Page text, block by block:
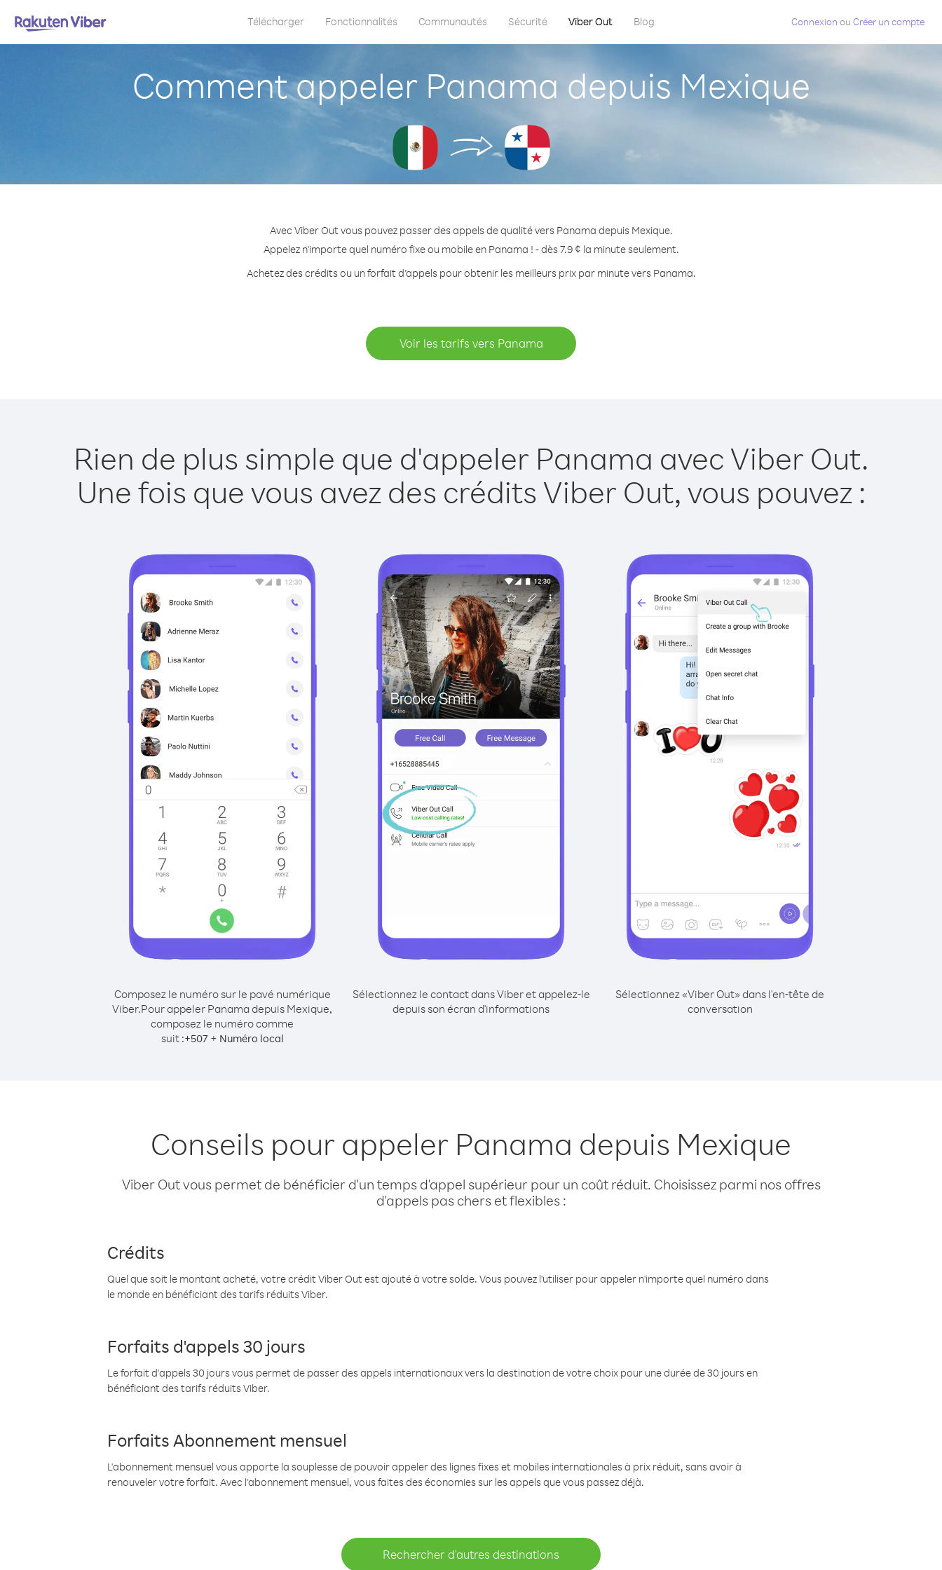
Télécharger Fonctionnalités Communautés Sécurité Viber Out Blog Connexion ou Créer un compte
Comment appeler Panama depuis Mexique
Avec Viber Out vous pouvez passer des appels de qualité vers Panama depuis Mexique.
Appelez n'importe quel numéro fixe ou mobile en Panama ! - dès 7.9 ¢ la minute seulement.
Achetez des crédits ou un forfait d’appels pour obtenir les meilleurs prix par minute vers Panama.
Voir les tarifs vers Panama
Rien de plus simple que d'appeler Panama avec Viber Out.
Une fois que vous avez des crédits Viber Out, vous pouvez :
Composez le numéro sur le pavé numérique
Viber.Pour appeler Panama depuis Mexique,
composez le numéro comme
suit :+507+ Numéro local
Sélectionnez le contact dans Viber et appelez-le
depuis son écran d'informations
Sélectionnez «Viber Out» dans l'en-tête de
conversation
Conseils pour appeler Panama depuis Mexique
Viber Out vous permet de bénéficier d'un temps d'appel supérieur pour un coût réduit. Choisissez parmi nos offres
d'appels pas chers et flexibles :
Crédits
Quel que soit le montant acheté, votre crédit Viber Out est ajouté à votre solde. Vous pouvez l'utiliser pour appeler n'importe quel numéro dans
le monde en bénéficiant des tarifs réduits Viber.
Forfaits d'appels 30 jours
Le forfait d'appels 30 jours vous permet de passer des appels internationaux vers la destination de votre choix pour une durée de 30 jours en
bénéficiant des tarifs réduits Viber.
Forfaits Abonnement mensuel
L'abonnement mensuel vous apporte la souplesse de pouvoir appeler des lignes fixes et mobiles internationales à prix réduit, sans avoir à
renouveler votre forfait. Avec l'abonnement mensuel, vous faites des économies sur les appels que vous passez déjà.
Rechercher d'autres destinations